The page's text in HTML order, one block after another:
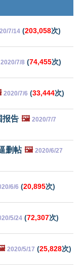
7/14 (203,058次)
2020/7/8 (74,455次)
2020/7/6 (33,444次)
报告 🖼️ 2020/7/7
删帖 🖼️ 2020/6/27
6/6 (20,895次)
5/24 (72,307次)
2020/5/17 (25,828次)